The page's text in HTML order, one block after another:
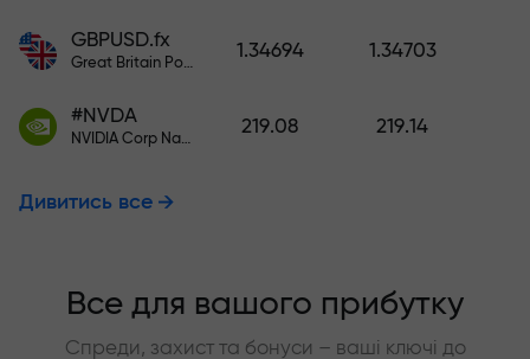
GBPUSD.fx
Great Britain Pound vs US Dollar
1.34694 1.34703
#NVDA
NVIDIA Corp Nasdaq Stock Exchange (Nasdaq) USD
219.08 219.14
Дивитись все
Все для вашого прибутку
Спреди, захист та бонуси – ваші ключі до